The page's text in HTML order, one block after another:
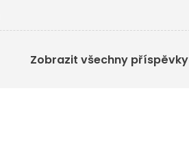
Zobrazit všechny příspěvky